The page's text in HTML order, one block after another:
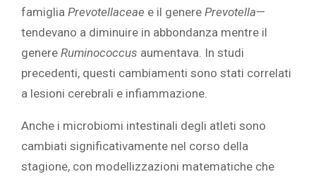
famiglia Prevotellaceae e il genere Prevotella—
tendevano a diminuire in abbondanza mentre il
genere Ruminococcus aumentava. In studi
precedenti, questi cambiamenti sono stati correlati
a lesioni cerebrali e infiammazione.
Anche i microbiomi intestinali degli atleti sono
cambiati significativamente nel corso della
stagione, con modellizzazioni matematiche che